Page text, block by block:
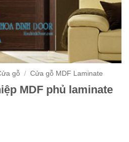
gỗ / Cửa gỗ MDF Laminate
MDF phủ laminate